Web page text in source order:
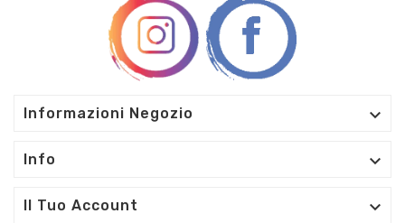
Informazioni Negozio 
Info 
Il Tuo Account 